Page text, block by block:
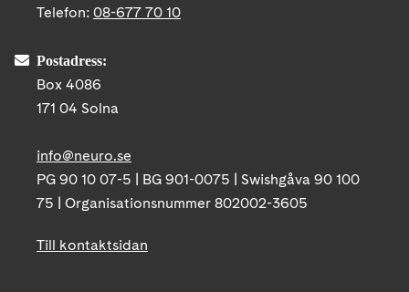
Telefon: 08-677 70 10
Postadress:
Box 4086
171 04 Solna
info@neuro.se
PG 90 10 07-5 | BG 901-0075 | Swishgåva 90 100
75 | Organisationsnummer 802002-3605
Till kontaktsidan